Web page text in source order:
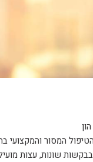
המסור והמקצועי
שונות, עצות